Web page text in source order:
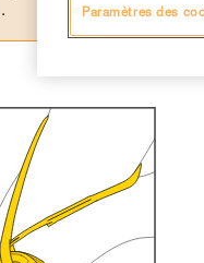
Paramètres des